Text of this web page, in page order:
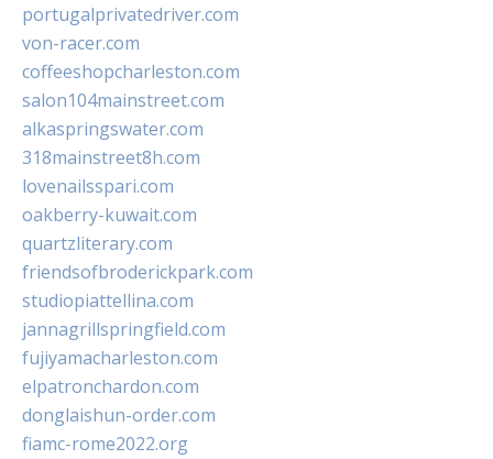
portugalprivatedriver.com
von-racer.com
coffeeshopcharleston.com
salon104mainstreet.com
alkaspringswater.com
318mainstreet8h.com
lovenailsspari.com
oakberry-kuwait.com
quartzliterary.com
friendsofbroderickpark.com
studiopiattellina.com
jannagrillspringfield.com
fujiyamacharleston.com
elpatronchardon.com
donglaishun-order.com
fiamc-rome2022.org